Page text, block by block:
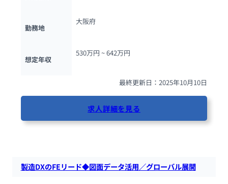
勤務地
大阪府
想定年収
530万円 ~ 642万円
最終更新日：2025年10月10日
求人詳細を見る
製造DXのFEリード◆図面データ活用／グローバル展開